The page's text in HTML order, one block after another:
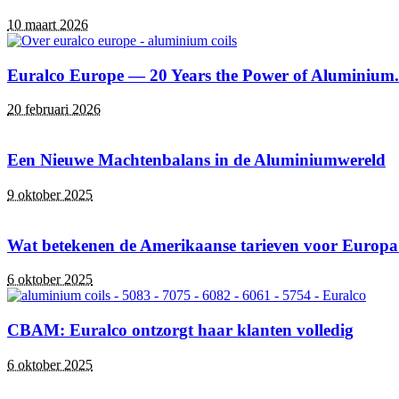
10 maart 2026
Euralco Europe — 20 Years the Power of Aluminium.
20 februari 2026
Een Nieuwe Machtenbalans in de Aluminiumwereld
9 oktober 2025
Wat betekenen de Amerikaanse tarieven voor
6 oktober 2025
CBAM: Euralco ontzorgt haar klanten volledig
6 oktober 2025